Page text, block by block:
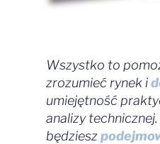
Wszystko to
zrozumieć rynek i
umiejętność
analizy
będziesz